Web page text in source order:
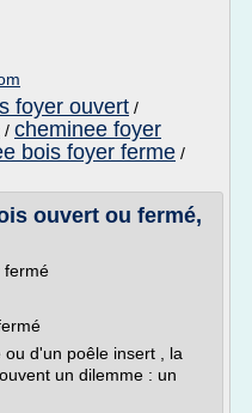
foyer ouvert /
/ cheminee foyer
bois foyer ferme /
ouvert ou fermé,
fermé
d'un poêle insert , la
un dilemme : un